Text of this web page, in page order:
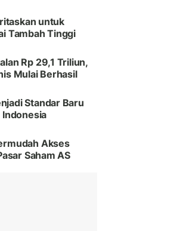
untuk
Tambah Tinggi
Rp 29,1 Triliun,
Mulai Berhasil
Standar Baru
Indonesia
Akses
Saham AS